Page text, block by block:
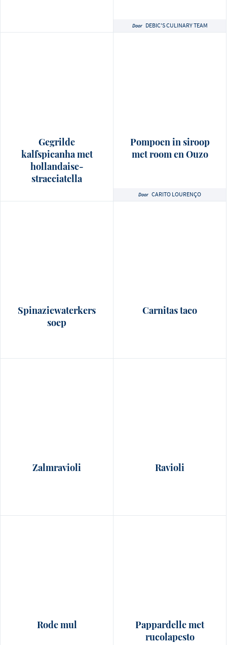
Door DEBIC'S CULINARY TEAM
Gegrilde
kalfspicanha met
hollandaise-
stracciatella
Pompoen in siroop
met room en Ouzo
Door CARITO LOURENÇO
Spinaziewaterkers
soep
Carnitas taco
Zalmravioli Ravioli
Rode mul
Pappardelle met
rucolapesto